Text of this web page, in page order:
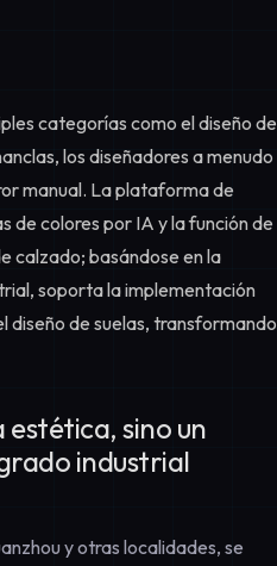
categorías como el diseño de
los diseñadores a menudo
manual. La plataforma de
de colores por IA y la función de
calzado; basándose en la
soporta la implementación
diseño de suelas, transformando
sino un
industrial
y otras localidades, se